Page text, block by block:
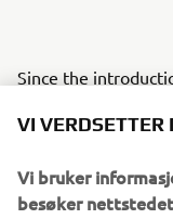
Since the
riders of all ages
individual
performance.
VI VERDSETTER
Vi bruker
besøker